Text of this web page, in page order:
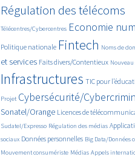
4653/5661
Régulation des télécoms
362/5661
Télécentres/Cybercentres
3743/5661 Economie
1860/5661
Politique nationale
5186/5661 Fintech
682/5661
Noms de
2415/5661
et services
1579/5661 Faits divers/Contentieux
836/5661
5661/5661
Infrastructures
1843/5661
TIC pour
195/5661
246/5661
Projet
3609/5661Cybersécurité/
2326/5661
Sonatel/Orange
1636/5661 Licences de
292/5661
Sudatel/Expresso
1025/5661 Régulation des médias
1521/5661
1189/5661
sociaux
1661/5661Données personnelles
143/5661 Big Data/Données
636/5661
Mouvement consumériste
365/5661 Médias
684/5661 Appels
1762/5661